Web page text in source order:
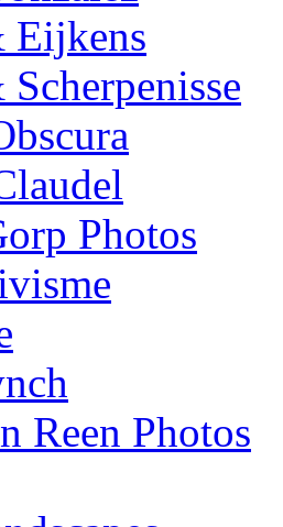
Eijkens
Photos
Reen Photos